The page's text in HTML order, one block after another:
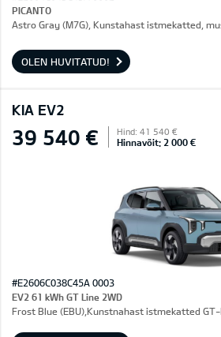
PICANTO
Astro Gray (M7G), Kunstahast istmekatted,
OLEN HUVITATUD!
KIA EV2
39 540 € Hind: 41 540 €
Hinnavõit: 2 000 €
#E2606C038C45A 0003
EV2 61 kWh GT Line 2WD
Frost Blue (EBU),Kunstnahast istmekatted